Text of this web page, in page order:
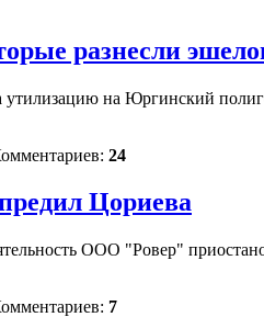
разнесли
утилизацию на Юргинский
24
Цориева
ООО "Ровер"
7